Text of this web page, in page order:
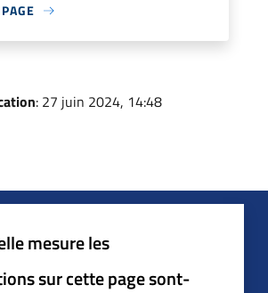
: 27 juin 2024, 14:48
mesure les
sur cette page sont-